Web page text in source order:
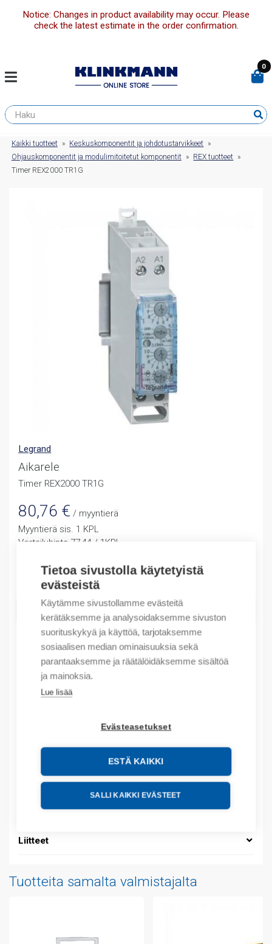
Tietoa sivustolla käytetyistä
evästeistä
Käytämme sivustollamme evästeitä
kerätäksemme ja analysoidaksemme sivuston
suorituskykyä ja käyttöä, tarjotaksemme
sosiaalisen median ominaisuuksia sekä
parantaaksemme ja räätälöidäksemme sisältöä
ja mainoksia.
Lue lisää
Evästeasetukset
ESTÄ KAIKKI
SALLI KAIKKI EVÄSTEET
Notice: Changes in product availability may occur. Please
check the latest estimate in the order confirmation.
0
Kaikki tuotteet » Keskuskomponentit ja johdotustarvikkeet »
Ohjauskomponentit ja modulimitoitetut komponentit » REX tuotteet »
Timer REX2000 TR1G
Legrand
Aikarele
Timer REX2000 TR1G
80,76 € / myyntierä
Myyntierä sis. 1 KPL
Vertailuhinta 77,44 / 1KPL
Määrä
Määrä
LISÄÄ OSTOSKORIIN
Tuotekoodit
Tilauskoodi: 004742
Valmistajan tuotenumero: 0 047 42
EAN: #N/A
Kuvaus
Lisätiedot
Liitteet
Tuotteita samalta valmistajalta